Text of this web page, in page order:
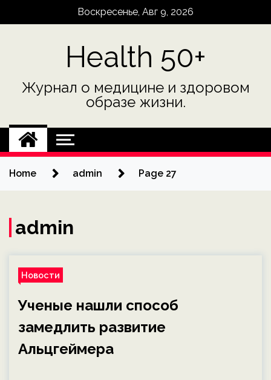
Воскресенье, Авг 9, 2026
Health 50+
Журнал о медицине и здоровом
образе жизни.
Home admin Page 27
admin
Новости
Ученые нашли способ
замедлить развитие
Альцгеймера